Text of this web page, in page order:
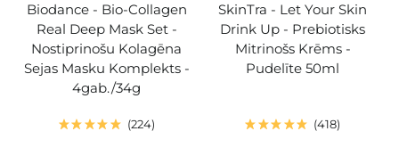
Biodance - Bio-Collagen
Real Deep Mask Set -
Nostiprinošu Kolagēna
Sejas Masku Komplekts -
4gab./34g
224
SkinTra - Let Your Skin
Drink Up - Prebiotisks
Mitrinošs Krēms -
Pudelīte 50ml
418